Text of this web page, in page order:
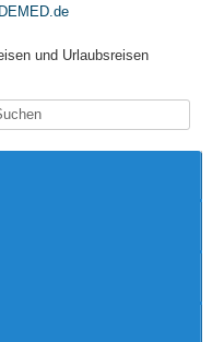
und Urlaubsreisen